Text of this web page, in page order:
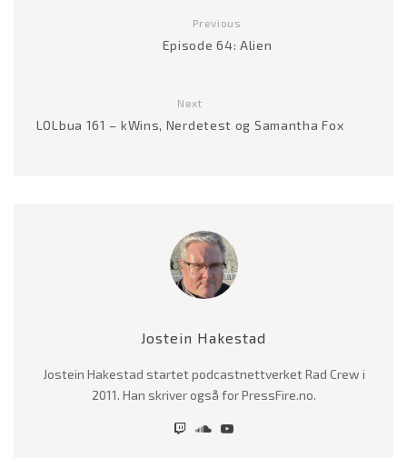
Previous
Episode 64: Alien
Next
LOLbua 161 – kWins, Nerdetest og Samantha Fox
Jostein Hakestad
Jostein Hakestad startet podcastnettverket Rad Crew i
2011. Han skriver også for PressFire.no.